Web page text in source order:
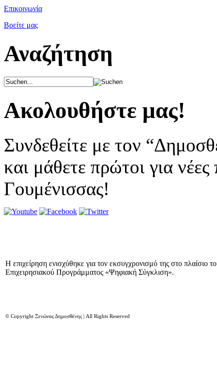
Επικοινωνία
Βρείτε μας
Αναζήτηση
Ακολουθήστε μας!
Συνδεθείτε με τον
και μάθετε πρώτοι για
Γουμένισσας!
Η επιχείρηση ενισχύθηκε για τον εκσυγχρονισμό της στο πλαίσιο
Επιχειρησιακού Προγράμματος «Ψηφιακή Σύγκλιση».
© Copyright Ξενώνας Δημοσθένης | All Rights Reserved